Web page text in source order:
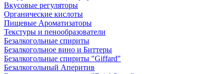
Вкусовые регуляторы
Органические кислоты
Пищевые Ароматизаторы
Текстуры и пенообразователи
Безалкогольные спириты
Безалкогольное вино и Биттеры
Безалкогольные спириты "Giffard"
Безалкогольный Аперитив